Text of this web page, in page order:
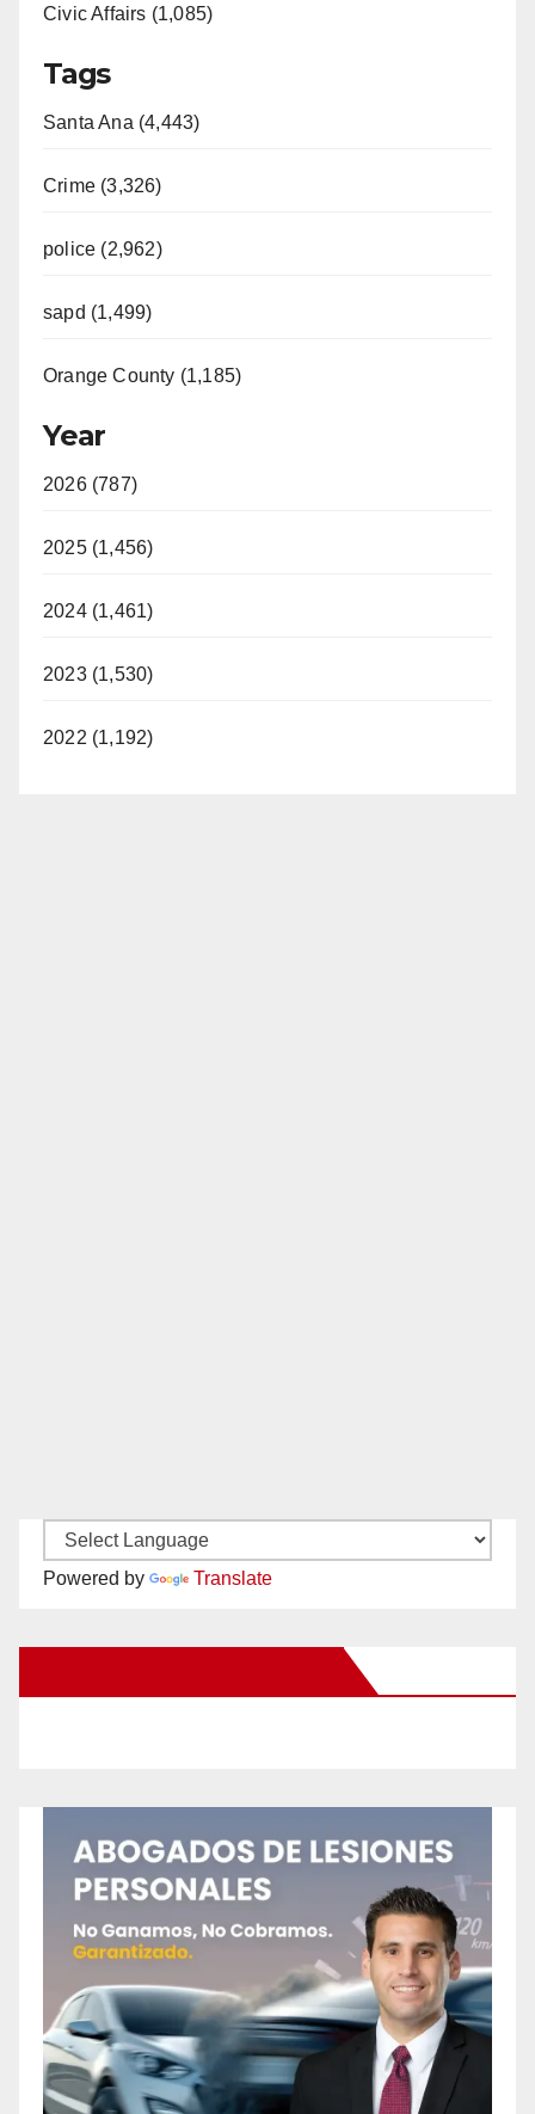
Civic Affairs (1,085)
Tags
Santa Ana (4,443)
Crime (3,326)
police (2,962)
sapd (1,499)
Orange County (1,185)
Year
2026 (787)
2025 (1,456)
2024 (1,461)
2023 (1,530)
2022 (1,192)
Powered by Translate